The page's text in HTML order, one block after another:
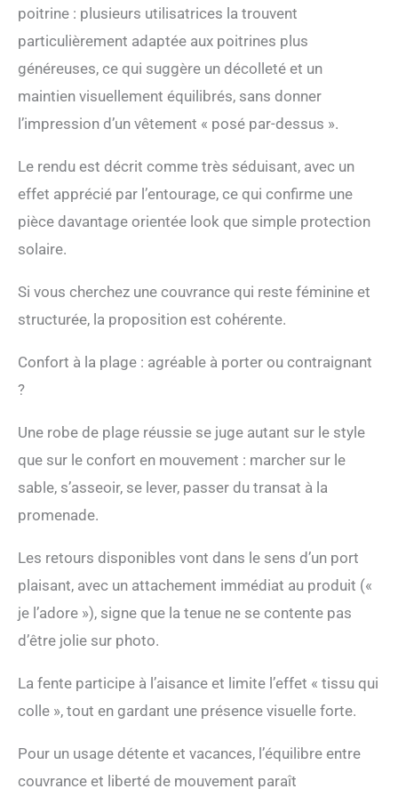
couleurs unies
Personnalisez votre taille :
consultez notre guide
d'ajustement en cliquant
sur « Tableau des tailles »
quelle taille vous
plus d'options : cliquez sur
notre logo ci-dessus pour
visiter notre page de
magasin et voir ce haut
poitrine : plusieurs utilisatrices la trouvent
particulièrement adaptée aux poitrines plus
généreuses, ce qui suggère un décolleté et un
maintien visuellement équilibrés, sans donner
l’impression d’un vêtement « posé par-dessus ».
Le rendu est décrit comme très séduisant, avec un
effet apprécié par l’entourage, ce qui confirme une
pièce davantage orientée look que simple protection
solaire.
Si vous cherchez une couvrance qui reste féminine et
structurée, la proposition est cohérente.
Confort à la plage : agréable à porter ou contraignant
?
Une robe de plage réussie se juge autant sur le style
que sur le confort en mouvement : marcher sur le
sable, s’asseoir, se lever, passer du transat à la
promenade.
Les retours disponibles vont dans le sens d’un port
plaisant, avec un attachement immédiat au produit («
je l’adore »), signe que la tenue ne se contente pas
d’être jolie sur photo.
La fente participe à l’aisance et limite l’effet « tissu qui
colle », tout en gardant une présence visuelle forte.
Pour un usage détente et vacances, l’équilibre entre
couvrance et liberté de mouvement paraît